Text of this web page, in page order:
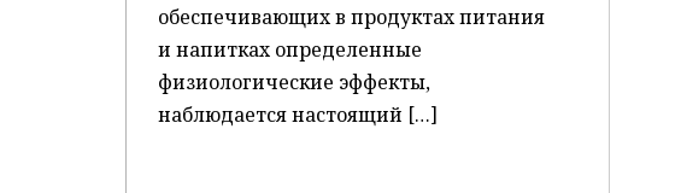
обеспечивающих в продуктах питания
и напитках определенные
физиологические эффекты,
наблюдается настоящий […]